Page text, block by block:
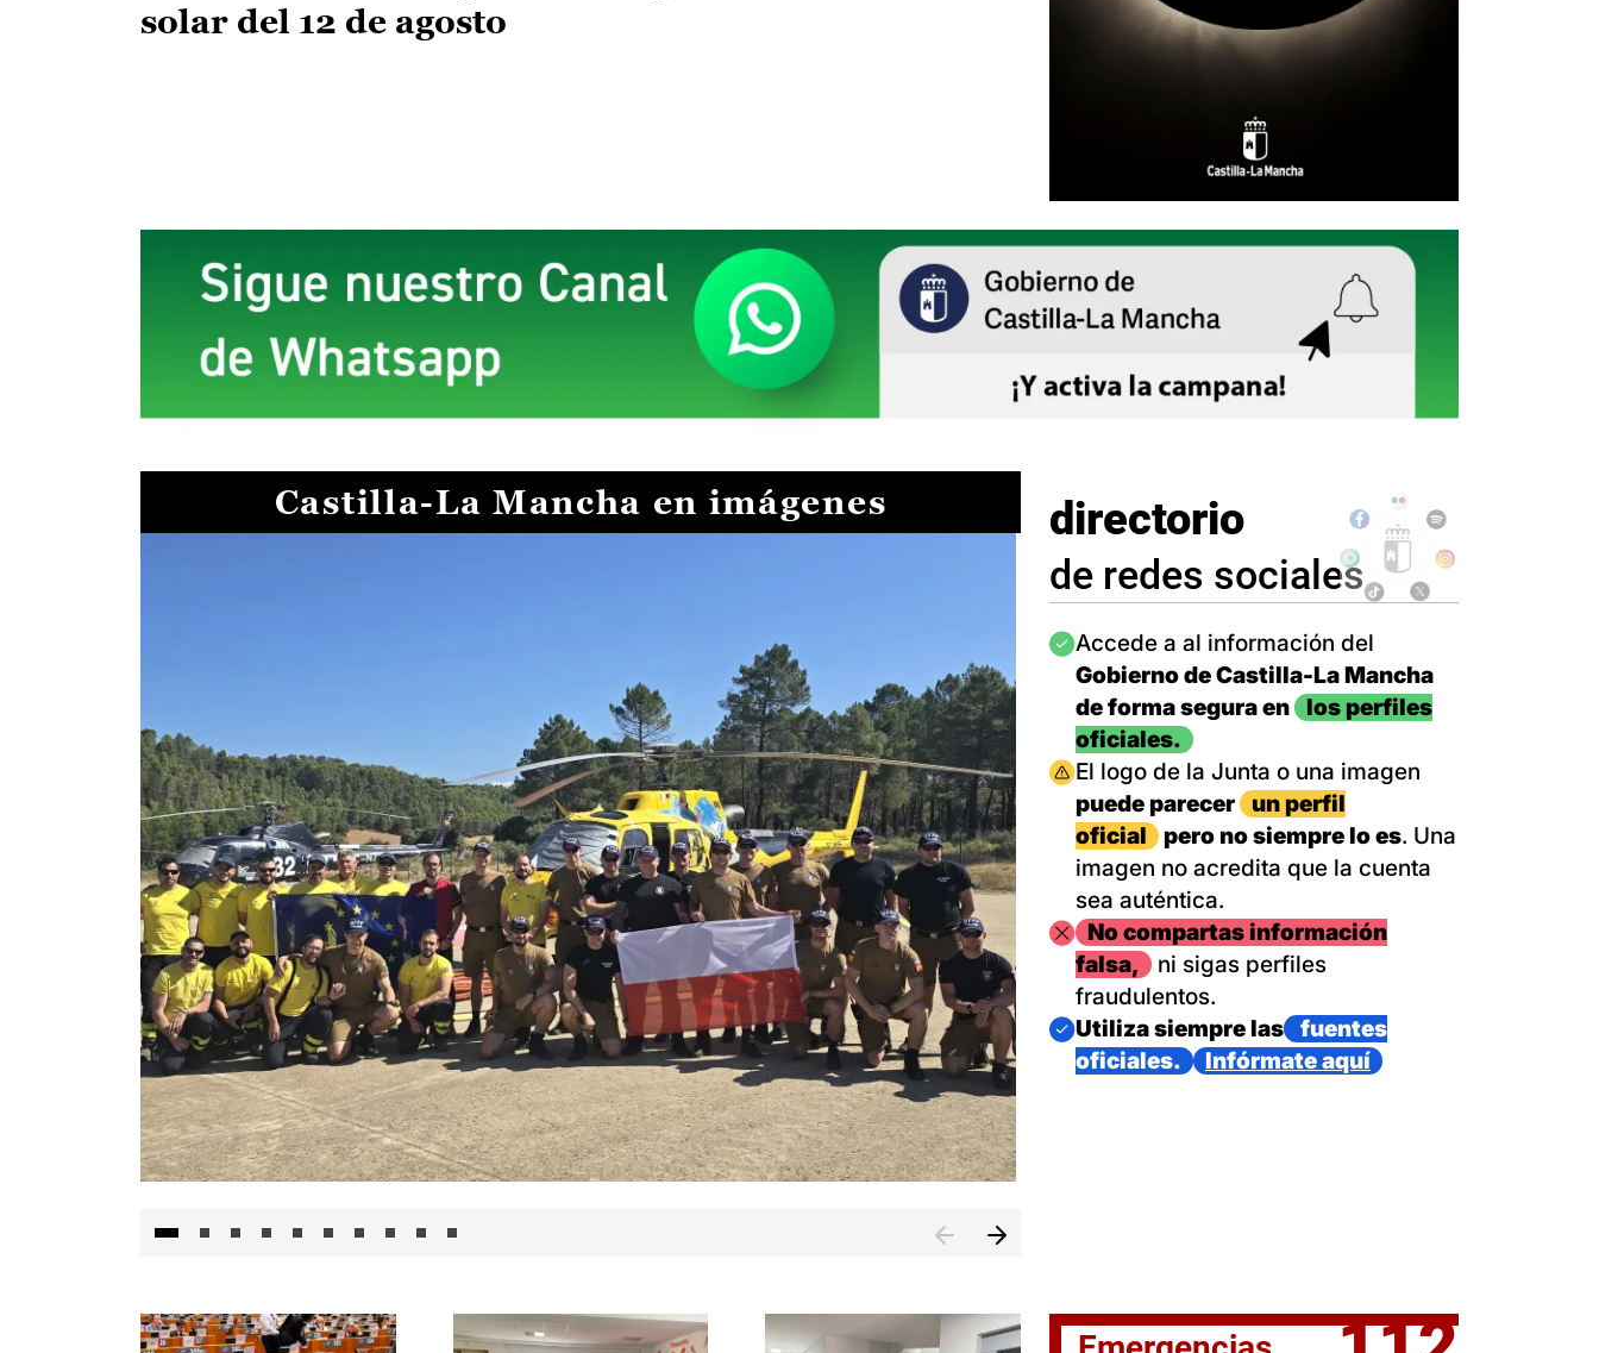
solar del 12 de agosto
Castilla-La Mancha en imágenes directorio
de redes sociales
Imagen
Accede a al información del
Gobierno de Castilla-La Mancha
de forma segura en
los perfiles
oficiales.
Imagen
El logo de la Junta o una imagen
puede parecer
un perfil
oficial
pero no siempre lo es. Una
imagen no acredita que la cuenta
sea auténtica.
ImagenNo compartas información
falsa,
ni sigas perfiles
fraudulentos.
Imagen
Utiliza siempre las
fuentes
oficiales.
Infórmate aquí